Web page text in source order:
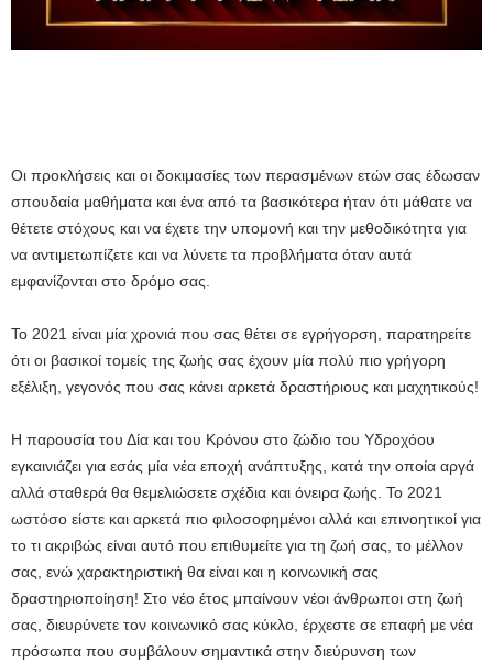
Οι προκλήσεις και οι δοκιμασίες των περασμένων ετών σας έδωσαν
σπουδαία μαθήματα και ένα από τα βασικότερα ήταν ότι μάθατε να
θέτετε στόχους και να έχετε την υπομονή και την μεθοδικότητα για
να αντιμετωπίζετε και να λύνετε τα προβλήματα όταν αυτά
εμφανίζονται στο δρόμο σας.
Το 2021 είναι μία χρονιά που σας θέτει σε εγρήγορση, παρατηρείτε
ότι οι βασικοί τομείς της ζωής σας έχουν μία πολύ πιο γρήγορη
εξέλιξη, γεγονός που σας κάνει αρκετά δραστήριους και μαχητικούς!
Η παρουσία του Δία και του Κρόνου στο ζώδιο του Υδροχόου
εγκαινιάζει για εσάς μία νέα εποχή ανάπτυξης, κατά την οποία αργά
αλλά σταθερά θα θεμελιώσετε σχέδια και όνειρα ζωής. Το 2021
ωστόσο είστε και αρκετά πιο φιλοσοφημένοι αλλά και επινοητικοί για
το τι ακριβώς είναι αυτό που επιθυμείτε για τη ζωή σας, το μέλλον
σας, ενώ χαρακτηριστική θα είναι και η κοινωνική σας
δραστηριοποίηση! Στο νέο έτος μπαίνουν νέοι άνθρωποι στη ζωή
σας, διευρύνετε τον κοινωνικό σας κύκλο, έρχεστε σε επαφή με νέα
πρόσωπα που συμβάλουν σημαντικά στην διεύρυνση των